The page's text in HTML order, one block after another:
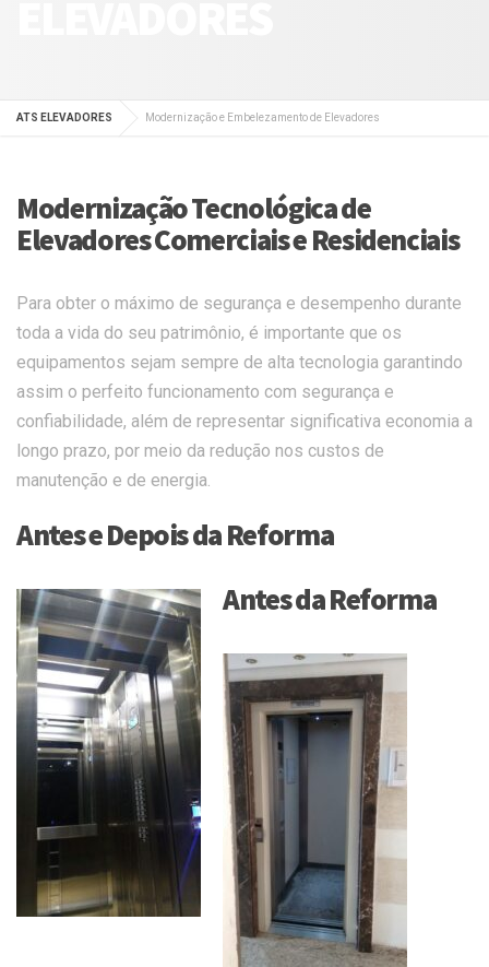
ATS ELEVADORES Modernização e Embelezamento de Elevadores
Modernização Tecnológica de
Elevadores Comerciais e Residenciais
Para obter o máximo de segurança e desempenho durante
toda a vida do seu patrimônio, é importante que os
equipamentos sejam sempre de alta tecnologia garantindo
assim o perfeito funcionamento com segurança e
confiabilidade, além de representar significativa economia a
longo prazo, por meio da redução nos custos de
manutenção e de energia.
Antes e Depois da Reforma
Antes da Reforma